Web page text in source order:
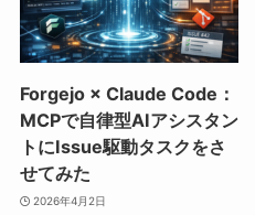
Forgejo × Claude Code：
MCPで自律型AIアシスタン
トにIssue駆動タスクをさ
せてみた
2026年4月2日